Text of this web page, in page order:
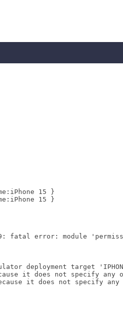
15 }
15 }
fatal error: module
deployment target
it does not specify
it does not specify